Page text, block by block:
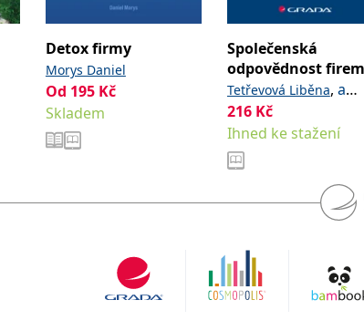
Detox firmy
Morys Daniel
Od 195 Kč
Skladem
Společenská
odpovědnost firem
společensky
odvětví
Tetřevová Liběna, a
kolektiv
216 Kč
Ihned ke stažení